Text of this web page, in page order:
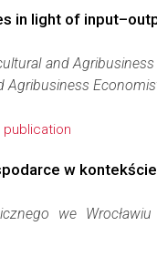
in light of
and
Agribusiness
publication
w
we Wrocławiu